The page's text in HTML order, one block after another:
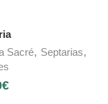
Sacré, Septarias,
€